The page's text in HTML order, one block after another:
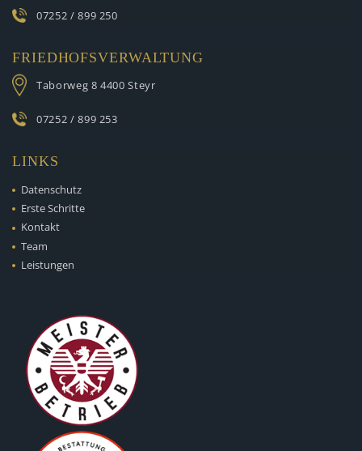
07252 / 899 250
FRIEDHOFSVERWALTUNG
Taborweg 8 4400 Steyr
07252 / 899 253
LINKS
Datenschutz
Erste Schritte
Kontakt
Team
Leistungen